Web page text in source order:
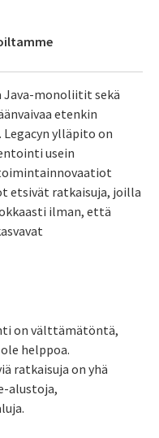
Java-monoliitit sekä
etenkin
ylläpito on
usein
etsivät ratkaisuja, joilla
ilman, että
on välttämätöntä,
helppoa.
ratkaisuja on yhä
alustoja,